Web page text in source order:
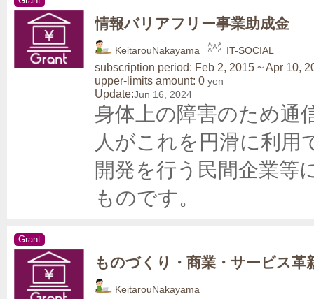
情報バリアフリー事業助成金
KeitarouNakayama IT-SOCIAL
subscription period: Feb 2, 2015 ~ Apr 10,
upper-limits amount: 0 yen
Update:Jun 16, 2024
身体上の障害のため通
人がこれを円滑に利用
開発を行う民間企業等
ものです。
Grant
ものづくり・商業・サービス革
KeitarouNakayama